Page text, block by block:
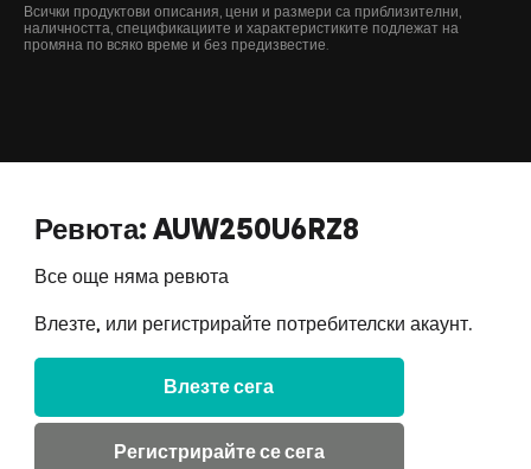
Всички продуктови описания, цени и размери са приблизителни,
наличността, спецификациите и характеристиките подлежат на
промяна по всяко време и без предизвестие.
Ревюта: AUW250U6RZ8
Все още няма ревюта
Влезте, или регистрирайте потребителски акаунт.
Влезте сега
Регистрирайте се сега